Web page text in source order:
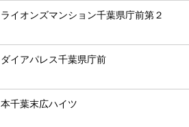
ライオンズマンション千葉県庁前第２
ダイアパレス千葉県庁前
本千葉末広ハイツ